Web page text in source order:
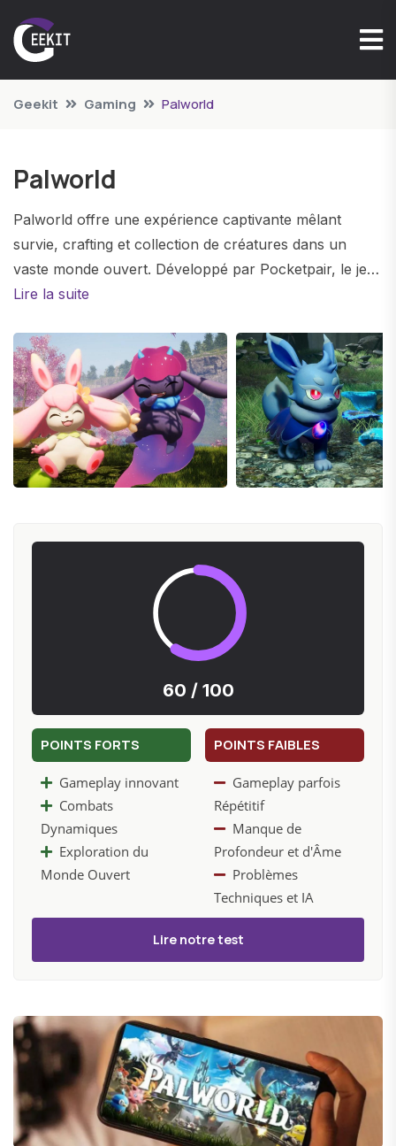
Geekit Gaming Palworld
Palworld
Palworld offre une expérience captivante mêlant
survie, crafting et collection de créatures dans un
vaste monde ouvert. Développé par Pocketpair, le jeu
se déroule sur les énigmatiques Îles Palpagos, où les
créatures fantastiques dotées de compétences variées.
Les joueurs peuvent capturer ces Pals en utilisant des
méthodes stratégiques, les formant pour devenir des
alliés au combat. Le jeu propose divers éléments de
gameplay, y compris la construction de bases, où les
joueurs peuvent assigner des tâches à leurs Pals, et
des modes multijoueurs qui permettent à la fois la
possibilité d'utiliser une gamme d'armes allant des arcs
traditionnels aux armes à feu modernes, Palworld
promet une expérience riche et engageante pour tous
les joueurs. Sorti en accès anticipé en janvier 2024,
Palworld a rapidement gagné en popularité, offrant
une nouvelle perspective dans le genre avec sa
combinaison unique d'éléments de gameplay.
Lire la suite
60 / 100
POINTS FORTS
Gameplay innovant
Combats
Dynamiques
Exploration du
Monde Ouvert
POINTS FAIBLES
Gameplay parfois
Répétitif
Manque de
Profondeur et d'Âme
Problèmes
Techniques et IA
Lire notre test